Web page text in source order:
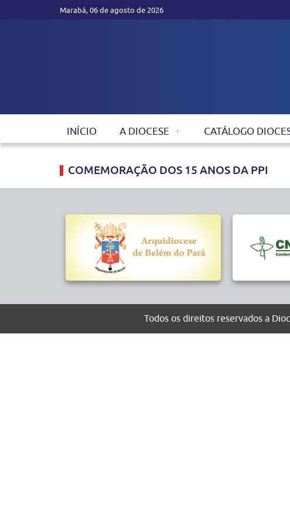
Marabá, 06 de agosto de 2026
INÍCIO A DIOCESE CATÁLOGO
COMEMORAÇÃO DOS 15 ANOS DA PPI
Todos os direitos reservados a